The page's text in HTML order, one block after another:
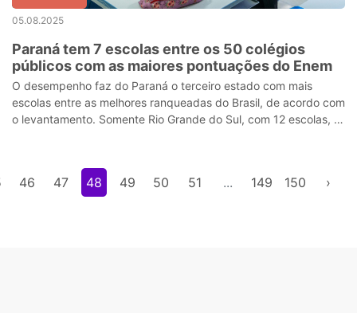
05.08.2025
Paraná tem 7 escolas entre os 50 colégios
públicos com as maiores pontuações do Enem
O desempenho faz do Paraná o terceiro estado com mais
escolas entre as melhores ranqueadas do Brasil, de acordo com
o levantamento. Somente Rio Grande do Sul, com 12 escolas, e
46 47 48 49 50 51 ... 149 150 ›